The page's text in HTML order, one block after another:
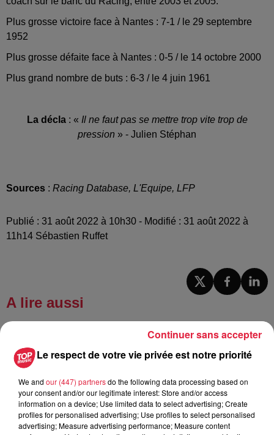
Plus grosse victoire face à Nantes : 7-1 / le 29 septembre
1952
Plus grosse défaite face à Nantes : 0-5 / le 14 octobre 2000
Plus grand nombre de buts : 6-3 / le 4 juin 1961
La décla : « Il ne faut pas se mettre trop vite trop de
pression » - Julien Stéphan
Sources : Racing Database, L'Equipe, LFP
Publié : 31 août 2022 à 10h30 - Modifié : 31 août 2022 à
11h14 Sébastien Ruffet
A lire aussi
À Hoerdt, de l’eau brune sort des
robinets
6 août 2026
Tags antisémites à Strasbourg :
Le respect de votre vie privée est notre priorité
We and our (447) partnersdo the following data processing based on
your consent and/or our legitimate interest: Store and/or access
information on a device; Use limited data to select advertising; Create
profiles for personalised advertising; Use profiles to select personalised
advertising; Measure advertising performance; Measure content
Continuer sans accepter